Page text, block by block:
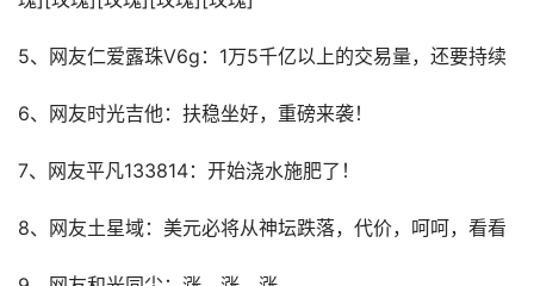
5、网友仁爱露珠V6g：1万5千亿以上的交易量，还要持续
6、网友时光吉他：扶稳坐好，重磅来袭！
7、网友平凡133814：开始浇水施肥了！
8、网友土星域：美元必将从神坛跌落，代价，呵呵，看看